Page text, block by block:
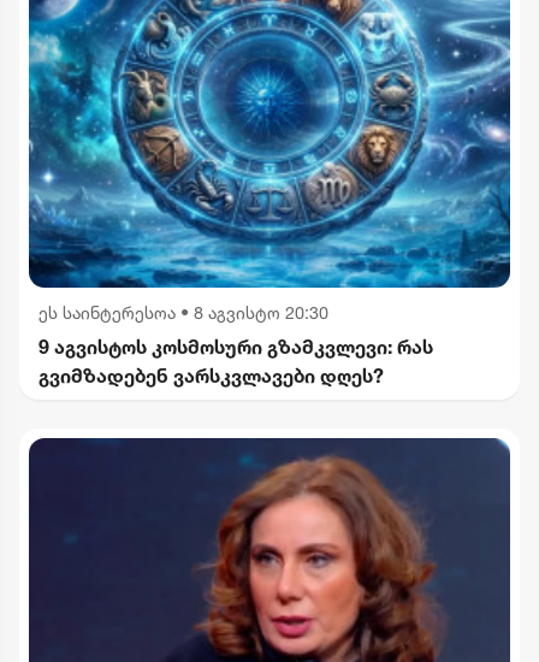
ეს საინტერესოა • 8 აგვისტო 20:30
9 აგვისტოს კოსმოსური გზამკვლევი: რას
გვიმზადებენ ვარსკვლავები დღეს?